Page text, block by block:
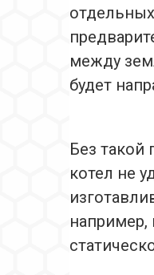
между
будет
Без такой
котел не
например,